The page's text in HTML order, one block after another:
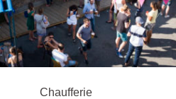
Chaufferie